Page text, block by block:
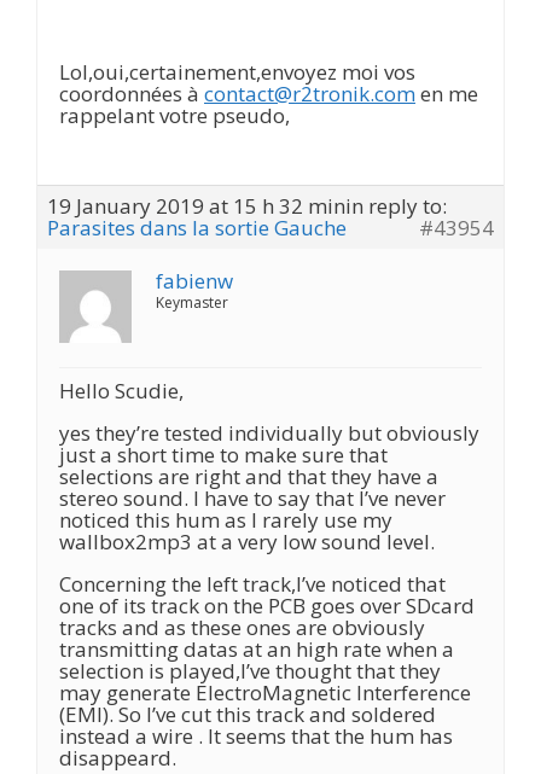
Lol,oui,certainement,envoyez moi vos
coordonnées à contact@r2tronik.comen me
rappelant votre pseudo,
19 January 2019 at 15 h 32 minin reply to:
Parasites dans la sortie Gauche
#43954
fabienw
Keymaster
Hello Scudie,
yes they’re tested individually but obviously
just a short time to make sure that
selections are right and that they have a
stereo sound. I have to say that I’ve never
noticed this hum as I rarely use my
wallbox2mp3 at a very low sound level.
Concerning the left track,I’ve noticed that
one of its track on the PCB goes over SDcard
tracks and as these ones are obviously
transmitting datas at an high rate when a
selection is played,I’ve thought that they
may generate ElectroMagnetic Interference
(EMI). So I’ve cut this track and soldered
instead a wire . It seems that the hum has
disappeard.